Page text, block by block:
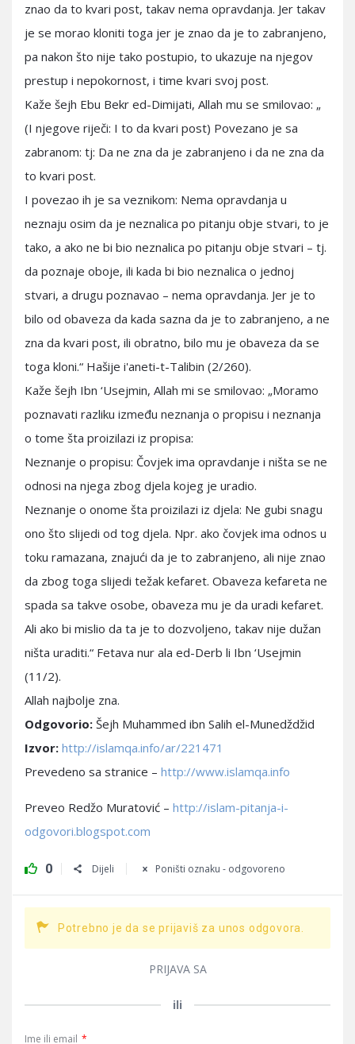
znao da to kvari post, takav nema opravdanja. Jer takav
je se morao kloniti toga jer je znao da je to zabranjeno,
pa nakon što nije tako postupio, to ukazuje na njegov
prestup i nepokornost, i time kvari svoj post.
Kaže šejh Ebu Bekr ed-Dimijati, Allah mu se smilovao: „
(I njegove riječi: I to da kvari post) Povezano je sa
zabranom: tj: Da ne zna da je zabranjeno i da ne zna da
to kvari post.
I povezao ih je sa veznikom: Nema opravdanja u
neznaju osim da je neznalica po pitanju obje stvari, to je
tako, a ako ne bi bio neznalica po pitanju obje stvari – tj.
da poznaje oboje, ili kada bi bio neznalica o jednoj
stvari, a drugu poznavao – nema opravdanja. Jer je to
bilo od obaveza da kada sazna da je to zabranjeno, a ne
zna da kvari post, ili obratno, bilo mu je obaveza da se
toga kloni.“ Hašije i'aneti-t-Talibin (2/260).
Kaže šejh Ibn ‘Usejmin, Allah mi se smilovao: „Moramo
poznavati razliku između neznanja o propisu i neznanja
o tome šta proizilazi iz propisa:
Neznanje o propisu: Čovjek ima opravdanje i ništa se ne
odnosi na njega zbog djela kojeg je uradio.
Neznanje o onome šta proizilazi iz djela: Ne gubi snagu
ono što slijedi od tog djela. Npr. ako čovjek ima odnos u
toku ramazana, znajući da je to zabranjeno, ali nije znao
da zbog toga slijedi težak kefaret. Obaveza kefareta ne
spada sa takve osobe, obaveza mu je da uradi kefaret.
Ali ako bi mislio da ta je to dozvoljeno, takav nije dužan
ništa uraditi.“ Fetava nur ala ed-Derb li Ibn ‘Usejmin
(11/2).
Allah najbolje zna.
Odgovorio: Šejh Muhammed ibn Salih el-Munedždžid
Izvor: http://islamqa.info/ar/221471
Prevedeno sa stranice – http://www.islamqa.info
Preveo Redžo Muratović – http://islam-pitanja-i-
odgovori.blogspot.com
0 Dijeli Poništi oznaku - odgovoreno
Potrebno je da se prijaviš za unos odgovora.
PRIJAVA SA
ili
Ime ili email *